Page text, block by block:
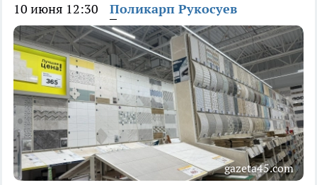
10 июня 12:30 Поликарп Рукосуев
gazeta45.com